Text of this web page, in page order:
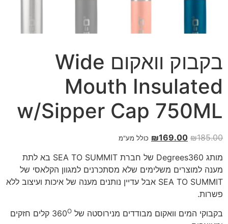
בקבוק וואקום Wide
Mouth Insulated
w/Sipper Cap 750ML
₪185.00
₪169.00 כולל מע"מ
מותג Degrees360 של חברת SEA TO SUMMIT בא לתת
מענה למוצרים משלימים שלא מסתכרנים למגוון הקלאסי של
SEA TO SUMMIT אבל עדיין נותנים מענה של איכות ועיצוב ללא
פשרות.
בקבוקי המים וואקום מבודדים מנירוסטה של 360 O
קלים חזקים